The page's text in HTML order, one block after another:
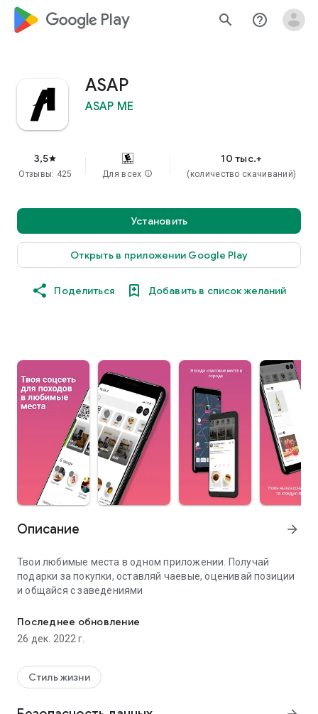
google_logo Play search help_outline
ASAP
ASAP ME
3,5star
Отзывы: 425 Для всех info
10 тыс.+
(количество скачиваний)
Установить
Открыть в приложении Google Play
Поделиться Добавить в список желаний
Описание arrow_forward
Твои любимые места в одном приложении. Получай
подарки за покупки, оставляй чаевые, оценивай позиции
и общайся с заведениями
Последнее обновление
26 дек. 2022 г.
Стиль жизни